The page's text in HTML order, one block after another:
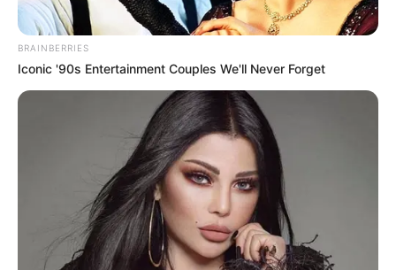
Ausflugsziele, Freizeitangebote, Museen und
Sehenswürdigkeiten in Meiningen und im Umkreis:
Umkreissuche Tourismus Meiningen
Museen in und um Meiningen
Schlösser und Burgen in und um Meiningen
Kinderausflugsziele in und um Meiningen
BRAINBERRIES
Iconic '90s Entertainment Couples We'll Never Forget